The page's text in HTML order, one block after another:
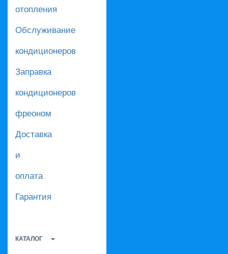
отопления
Обслуживание
кондиционеров
Заправка
кондиционеров
фреоном
Доставка
и
оплата
Гарантия
КАТАЛОГ